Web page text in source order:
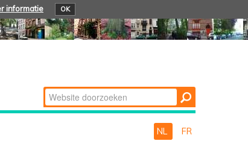
informatie OK
Zoek
Geavanceerd
NL FR